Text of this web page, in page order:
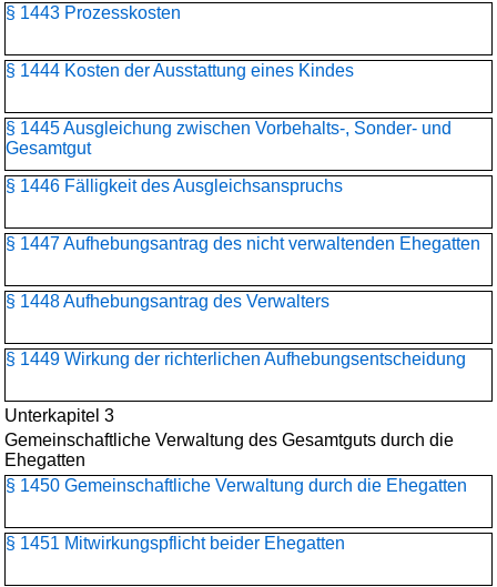
§ 1443 Prozesskosten
§ 1444 Kosten der Ausstattung eines Kindes
§ 1445 Ausgleichung zwischen Vorbehalts-, Sonder- und
Gesamtgut
§ 1446 Fälligkeit des Ausgleichsanspruchs
§ 1447 Aufhebungsantrag des nicht verwaltenden Ehegatten
§ 1448 Aufhebungsantrag des Verwalters
§ 1449 Wirkung der richterlichen Aufhebungsentscheidung
Unterkapitel 3
Gemeinschaftliche Verwaltung des Gesamtguts durch die
Ehegatten
§ 1450 Gemeinschaftliche Verwaltung durch die Ehegatten
§ 1451 Mitwirkungspflicht beider Ehegatten